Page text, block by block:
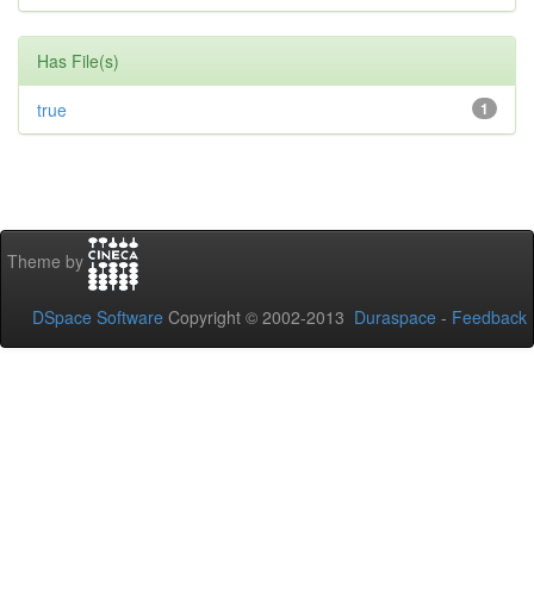
Has File(s)
1
true
Theme by
DSpace Software Copyright © 2002-2013 Duraspace - Feedback